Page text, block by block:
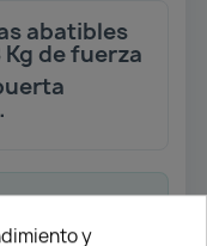
abatibles
de fuerza
y